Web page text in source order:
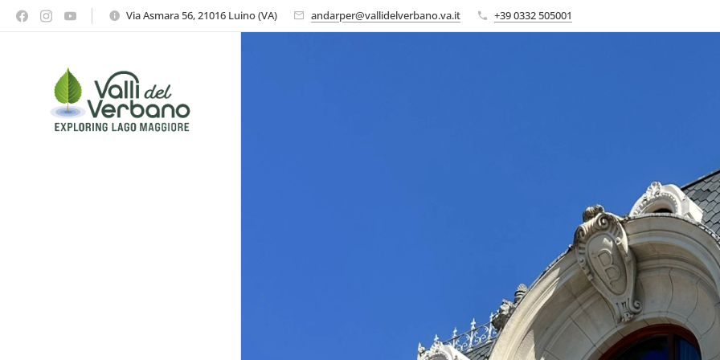
Via Asmara 56, 21016 Luino (VA) andarper@vallidelverbano.va.it +39 0332 505001